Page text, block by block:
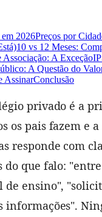
2026Preços por
10 vs 12 Meses:
Associação: A Exceção
A Questão do
AssinarConclusão
privado é a
os pais fazem e
responde com
do que falo:
de ensino",
informações".